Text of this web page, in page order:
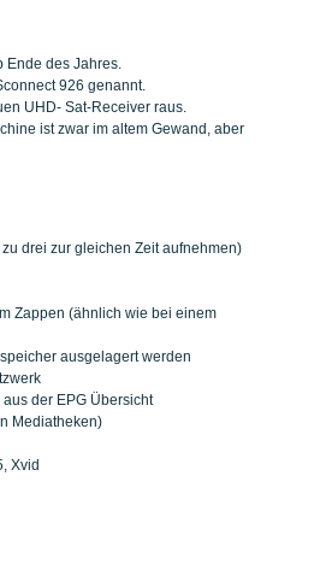
Ende des Jahres.
926 genannt.
UHD- Sat-Receiver raus.
ist zwar im altem Gewand, aber
drei zur gleichen Zeit aufnehmen)
Zappen (ähnlich wie bei einem
ausgelagert werden
der EPG Übersicht
Mediatheken)
Xvid